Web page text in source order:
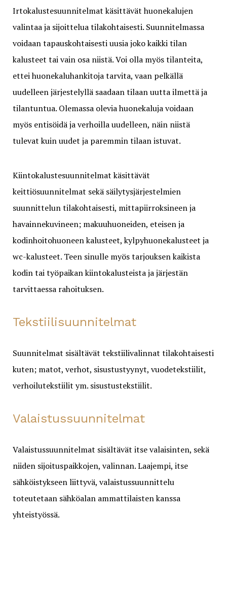
Irtokalustesuunnitelmat käsittävät huonekalujen
valintaa ja sijoittelua tilakohtaisesti. Suunnitelmassa
voidaan tapauskohtaisesti uusia joko kaikki tilan
kalusteet tai vain osa niistä. Voi olla myös tilanteita,
ettei huonekaluhankitoja tarvita, vaan pelkällä
uudelleen järjestelyllä saadaan tilaan uutta ilmettä ja
tilantuntua. Olemassa olevia huonekaluja voidaan
myös entisöidä ja verhoilla uudelleen, näin niistä
tulevat kuin uudet ja paremmin tilaan istuvat.
Kiintokalustesuunnitelmat käsittävät
keittiösuunnitelmat sekä säilytysjärjestelmien
suunnittelun tilakohtaisesti, mittapiirroksineen ja
havainnekuvineen; makuuhuoneiden, eteisen ja
kodinhoitohuoneen kalusteet, kylpyhuonekalusteet ja
wc-kalusteet. Teen sinulle myös tarjouksen kaikista
kodin tai työpaikan kiintokalusteista ja järjestän
tarvittaessa rahoituksen.
Tekstiilisuunnitelmat
Suunnitelmat sisältävät tekstiilivalinnat tilakohtaisesti
kuten; matot, verhot, sisustustyynyt, vuodetekstiilit,
verhoilutekstiilit ym. sisustustekstiilit.
Valaistussuunnitelmat
Valaistussuunnitelmat sisältävät itse valaisinten, sekä
niiden sijoituspaikkojen, valinnan. Laajempi, itse
sähköistykseen liittyvä, valaistussuunnittelu
toteutetaan sähköalan ammattilaisten kanssa
yhteistyössä.